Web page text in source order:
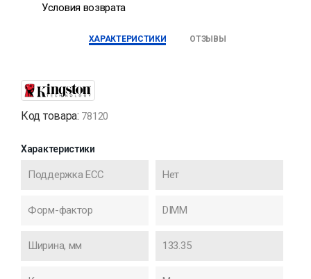
Условия возврата
ХАРАКТЕРИСТИКИ ОТЗЫВЫ
Код товара: 78120
Характеристики
Поддержка ECC Нет
Форм-фактор DIMM
Ширина, мм 133.35